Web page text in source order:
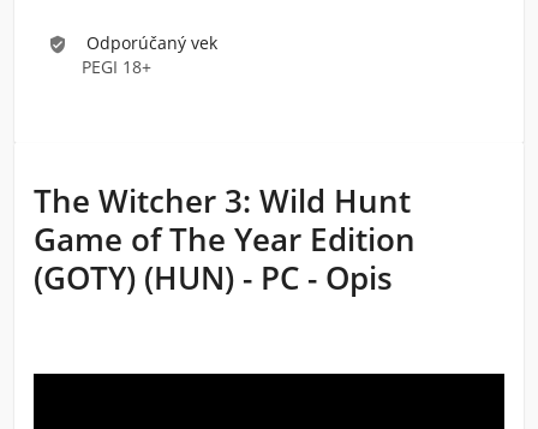
verified_user
Odporúčaný vek
PEGI 18+
The Witcher 3: Wild Hunt
Game of The Year Edition
(GOTY) (HUN) - PC - Opis